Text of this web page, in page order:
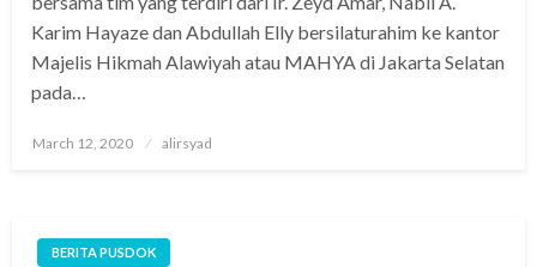
Karim Hayaze dan Abdullah Elly bersilaturahim ke kantor
Majelis Hikmah Alawiyah atau MAHYA di Jakarta Selatan
pada…
Posted
March 12, 2020 alirsyad
BERITA PUSDOK